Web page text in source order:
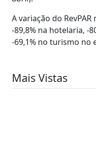
A variação do
-89,8% na hotelaria, -
-69,1% no turismo no
Mais Vistas